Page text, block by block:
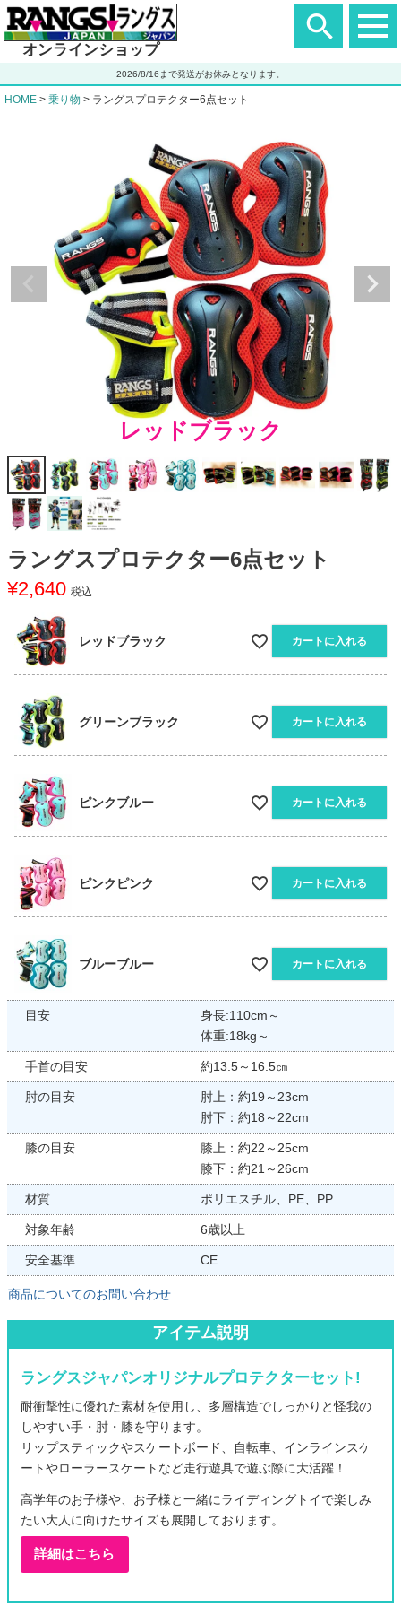
ヘ
ダ
エ
ア
オンラインショップ
2026/8/16まで発送がお休みとなります。
HOME 乗り物 ラングスプロテクター6点セット
レッドブラック
アイテム説明
ラングスジャパンオリジナルプロテクターセット!
耐衝撃性に優れた素材を使用し、多層構造でしっかりと怪我の
しやすい手・肘・膝を守ります。
リップスティックやスケートボード、自転車、インラインスケ
ートやローラースケートなど走行遊具で遊ぶ際に大活躍！
高学年のお子様や、お子様と一緒にライディングトイで楽しみ
たい大人に向けたサイズも展開しております。
詳細はこちら
ラングスプロテクター6点セット
¥2,640 税込
レッドブラック カートに入れる
グリーンブラック カートに入れる
ピンクブルー カートに入れる
ピンクピンク カートに入れる
ブルーブルー カートに入れる
目安
身長:110cm～
体重:18kg～
手首の目安 約13.5～16.5㎝
肘の目安
肘上：約19～23cm
肘下：約18～22cm
膝の目安
膝上：約22～25cm
膝下：約21～26cm
材質 ポリエスチル、PE、PP
対象年齢 6歳以上
安全基準 CE
商品についてのお問い合わせ